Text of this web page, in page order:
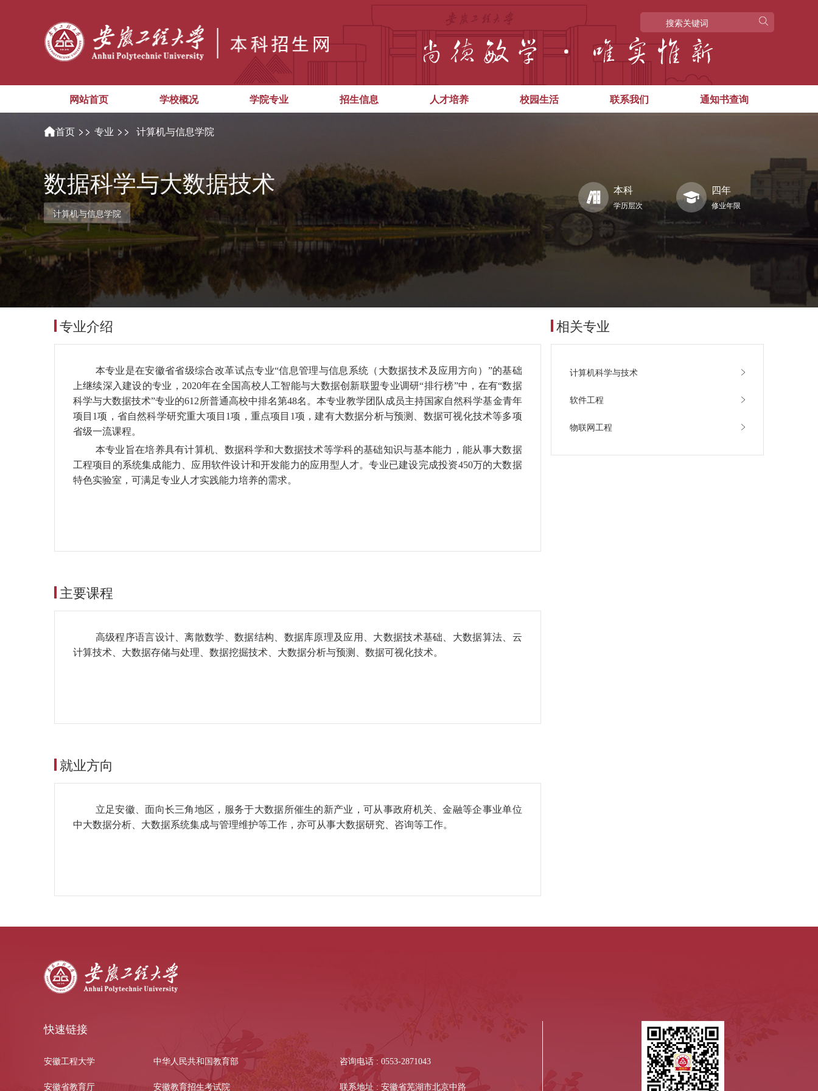
网站首页 学校概况 学院专业 招生信息 人才培养 校园生活 联系我们 通知书查询
首页 >> 专业 >> 计算机与信息学院
数据科学与大数据技术
计算机与信息学院
四年
修业年限
本科
学历层次
专业介绍
本专业是在安徽省省级综合改革试点专业“信息管理与信息系统（大数据技术及应用方向）”的基础
上继续深入建设的专业，2020年在全国高校人工智能与大数据创新联盟专业调研“排行榜”中，在有“数据
科学与大数据技术”专业的612所普通高校中排名第48名。本专业教学团队成员主持国家自然科学基金青年
项目1项，省自然科学研究重大项目1项，重点项目1项，建有大数据分析与预测、数据可视化技术等多项
省级一流课程。
本专业旨在培养具有计算机、数据科学和大数据技术等学科的基础知识与基本能力，能从事大数据
工程项目的系统集成能力、应用软件设计和开发能力的应用型人才。专业已建设完成投资450万的大数据
特色实验室，可满足专业人才实践能力培养的需求。
主要课程
高级程序语言设计、离散数学、数据结构、数据库原理及应用、大数据技术基础、大数据算法、云
计算技术、大数据存储与处理、数据挖掘技术、大数据分析与预测、数据可视化技术。
就业方向
立足安徽、面向长三角地区，服务于大数据所催生的新产业，可从事政府机关、金融等企事业单位
中大数据分析、大数据系统集成与管理维护等工作，亦可从事大数据研究、咨询等工作。
相关专业
计算机科学与技术
软件工程
物联网工程
快速链接
安徽工程大学 中华人民共和国教育部
安徽省教育厅 安徽教育招生考试院
咨询电话 : 0553-2871043
联系地址 : 安徽省芜湖市北京中路